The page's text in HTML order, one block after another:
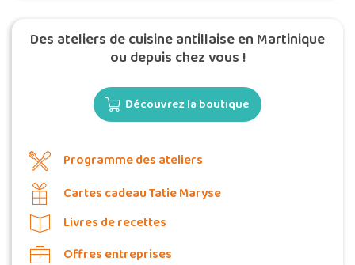
Des ateliers de cuisine antillaise en Martinique
ou depuis chez vous !
Découvrez la boutique
Programme des ateliers
Cartes cadeau Tatie Maryse
Livres de recettes
Offres entreprises